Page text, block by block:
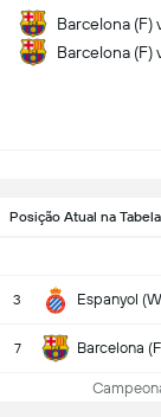
Barcelona (F)
Barcelona (F)
Posição Atual na Tabela
3 Espanyol
7 Barcelona